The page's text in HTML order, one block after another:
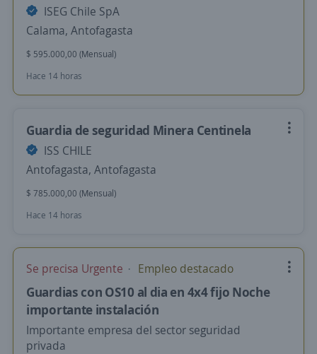
ISEG Chile SpA
Calama, Antofagasta
$ 595.000,00 (Mensual)
Hace 14 horas
Guardia de seguridad Minera Centinela
ISS CHILE
Antofagasta, Antofagasta
$ 785.000,00 (Mensual)
Hace 14 horas
Se precisa Urgente Empleo destacado
Guardias con OS10 al dia en 4x4 fijo Noche
importante instalación
Importante empresa del sector seguridad
privada